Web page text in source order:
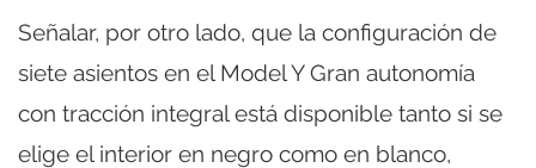
Señalar, por otro lado, que la configuración de
siete asientos en el Model Y Gran autonomía
con tracción integral está disponible tanto si se
elige el interior en negro como en blanco,